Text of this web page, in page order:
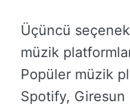
Üçüncü
müzik
Popüler müzik
Spotify, Giresun